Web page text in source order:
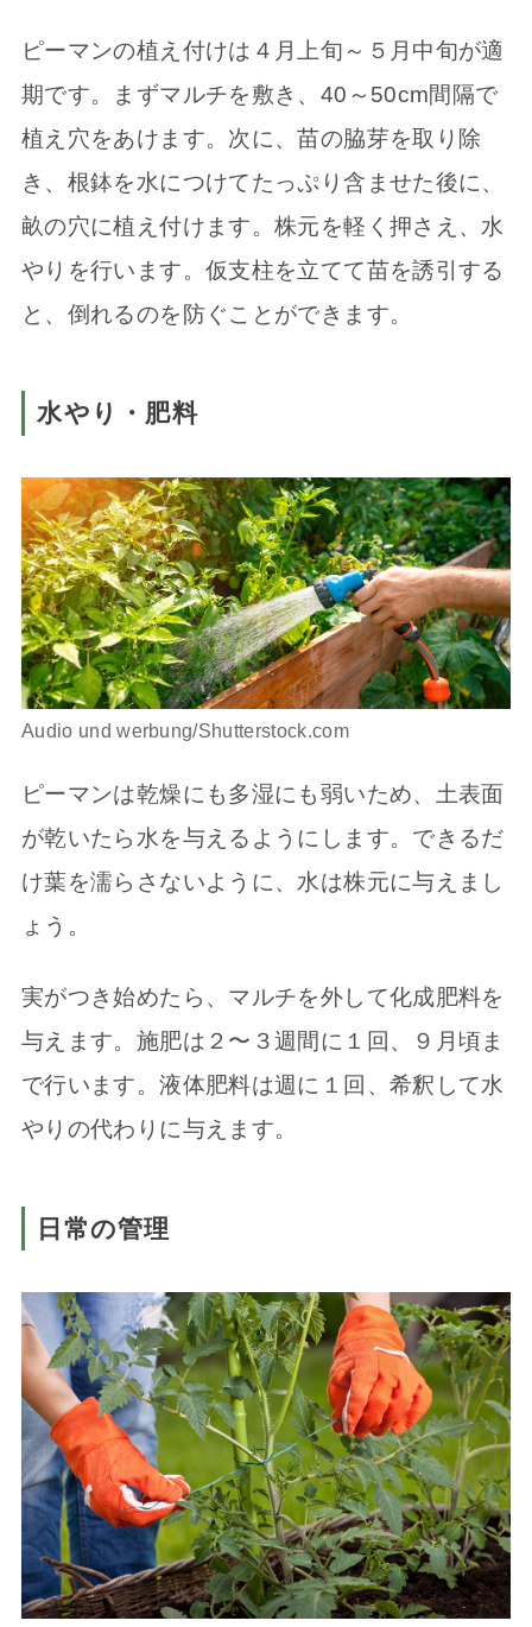
ピーマンの植え付けは４月上旬～５月中旬が適
期です。まずマルチを敷き、40～50cm間隔で
植え穴をあけます。次に、苗の脇芽を取り除
き、根鉢を水につけてたっぷり含ませた後に、
畝の穴に植え付けます。株元を軽く押さえ、水
やりを行います。仮支柱を立てて苗を誘引する
と、倒れるのを防ぐことができます。
水やり・肥料
Audio und werbung/Shutterstock.com
ピーマンは乾燥にも多湿にも弱いため、土表面
が乾いたら水を与えるようにします。できるだ
け葉を濡らさないように、水は株元に与えまし
ょう。
実がつき始めたら、マルチを外して化成肥料を
与えます。施肥は２〜３週間に１回、９月頃ま
で行います。液体肥料は週に１回、希釈して水
やりの代わりに与えます。
日常の管理